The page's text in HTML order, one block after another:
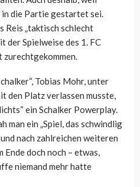
in die Partie gestartet sei.
Reis „taktisch schlecht
der Spielweise des 1. FC
Tobias Mohr, unter
den Platz verlassen musste,
ein Schalker Powerplay.
man ein „Spiel, das schwindlig
nach zahlreichen weiteren
Ende doch noch – etwas,
niemand mehr hatte